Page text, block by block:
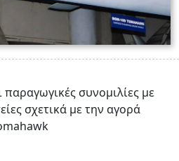
παραγωγικές συνομιλίες με
σχετικά με την αγορά